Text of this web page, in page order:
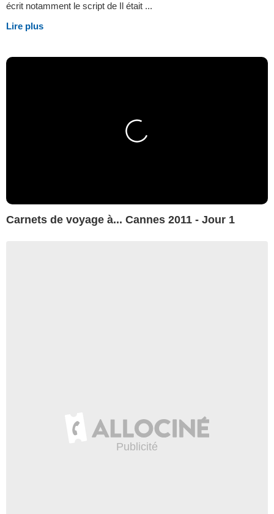
écrit notamment le script de Il était ...
Lire plus
Carnets de voyage à... Cannes 2011 - Jour 1